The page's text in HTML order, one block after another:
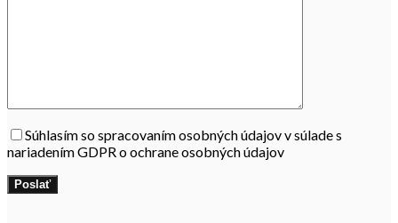
Súhlasím so spracovaním osobných údajov v súlade s
nariadením GDPR o ochrane osobných údajov